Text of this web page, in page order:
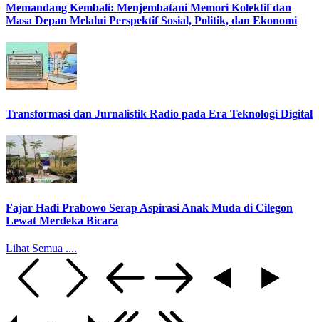
Memandang Kembali: Menjembatani Memori Kolektif dan
Masa Depan Melalui Perspektif Sosial, Politik, dan Ekonomi
Transformasi dan Jurnalistik Radio pada Era Teknologi Digital
Fajar Hadi Prabowo Serap Aspirasi Anak Muda di Cilegon
Lewat Merdeka Bicara
Lihat Semua ....